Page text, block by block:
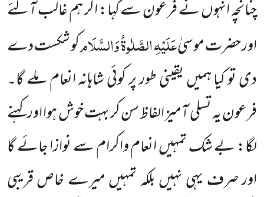
چنانچہ انہوں نے فرعون سے کہا: اگر ہم غالب آگئے
اور حضرت موسیٰعَلَیْہِ الصَّلٰوۃُ وَالسَّلَامکو شکست دے
دی تو کیا ہمیں یقینی طور پر کوئی شاہانہ انعام ملے گا۔
فرعون یہ تسلی آمیز الفاظ سن کر بہت خوش ہوا اور کہنے
لگا: بے شک تمہیں انعام واکرام سے نوازا جائے گا
اور صرف یہی نہیں بلکہ تمہیں میرے خاص قریبی